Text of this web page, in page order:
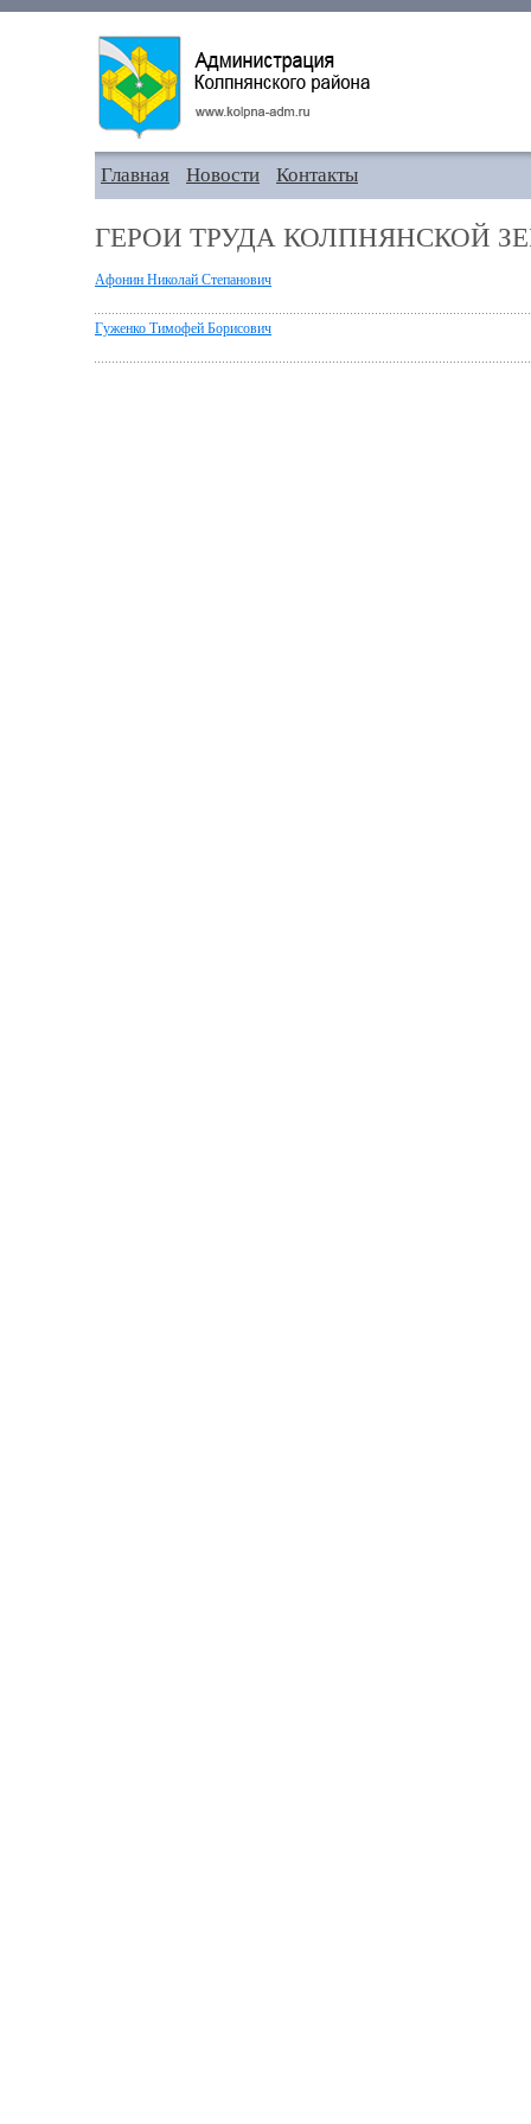
Главная Новости Контакты
ГЕРОИ ТРУДА КОЛПНЯНСКОЙ
Афонин Николай Степанович
Гуженко Тимофей Борисович